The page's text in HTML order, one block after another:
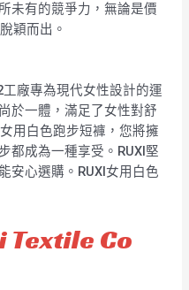
未有的競爭力，無論是價
穎而出。
廠專為現代女性設計的運
於一體，滿足了女性對舒
用白色跑步短褲，您將擁
都成為一種享受。RUXI堅
安心選購。RUXI女用白色
Textile Co